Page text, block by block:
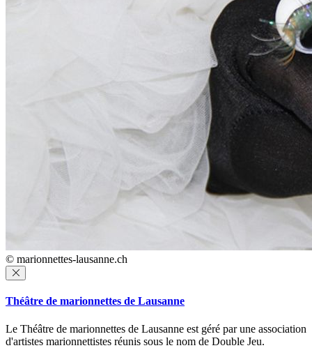
© marionnettes-lausanne.ch
Théâtre de marionnettes de Lausanne
Le Théâtre de marionnettes de Lausanne est géré par une association
d'artistes marionnettistes réunis sous le nom de Double Jeu.